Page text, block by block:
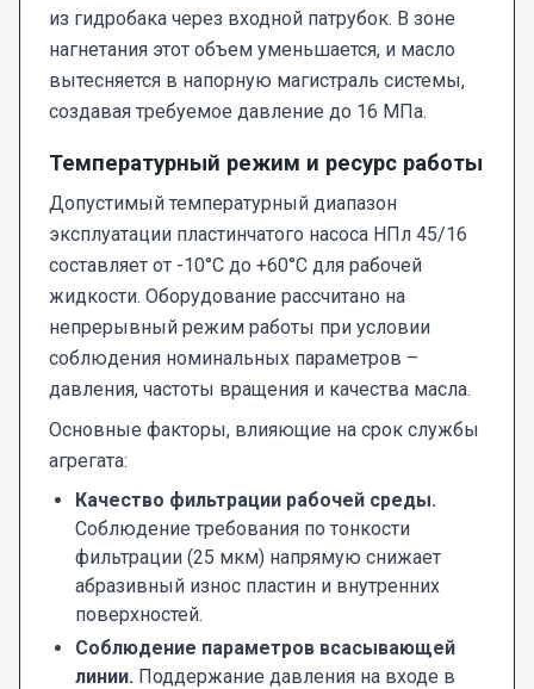
из гидробака через входной патрубок. В зоне
нагнетания этот объем уменьшается, и масло
вытесняется в напорную магистраль системы,
создавая требуемое давление до 16 МПа.
Температурный режим и ресурс работы
Допустимый температурный диапазон
эксплуатации пластинчатого насоса НПл 45/16
составляет от -10°C до +60°C для рабочей
жидкости. Оборудование рассчитано на
непрерывный режим работы при условии
соблюдения номинальных параметров –
давления, частоты вращения и качества масла.
Основные факторы, влияющие на срок службы
агрегата:
Качество фильтрации рабочей среды.
Соблюдение требования по тонкости
фильтрации (25 мкм) напрямую снижает
абразивный износ пластин и внутренних
поверхностей.
Соблюдение параметров всасывающей
линии. Поддержание давления на входе в